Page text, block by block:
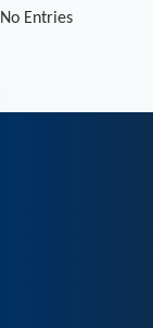
No Entries